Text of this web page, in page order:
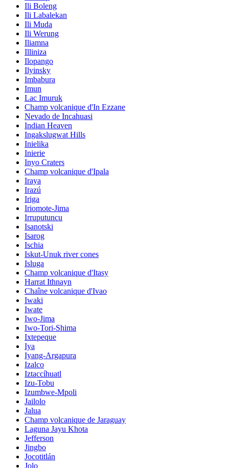
Ili Boleng
Ili Labalekan
Ili Muda
Ili Werung
Iliamna
Illiniza
Ilopango
Ilyinsky
Imbabura
Imun
Lac Imuruk
Champ volcanique d'In Ezzane
Nevado de Incahuasi
Indian Heaven
Ingakslugwat Hills
Inielika
Inierie
Inyo Craters
Champ volcanique d'Ipala
Iraya
Irazú
Iriga
Iriomote-Jima
Irruputuncu
Isanotski
Isarog
Ischia
Iskut-Unuk river cones
Isluga
Champ volcanique d'Itasy
Harrat Ithnayn
Chaîne volcanique d'Ivao
Iwaki
Iwate
Iwo-Jima
Iwo-Tori-Shima
Ixtepeque
Iya
Iyang-Argapura
Izalco
Iztaccíhuatl
Izu-Tobu
Izumbwe-Mpoli
Jailolo
Jalua
Champ volcanique de Jaraguay
Laguna Jayu Khota
Jefferson
Jingbo
Jocotitlán
Jolo